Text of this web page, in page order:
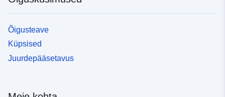
Õigusteave
Küpsised
Juurdepääsetavus